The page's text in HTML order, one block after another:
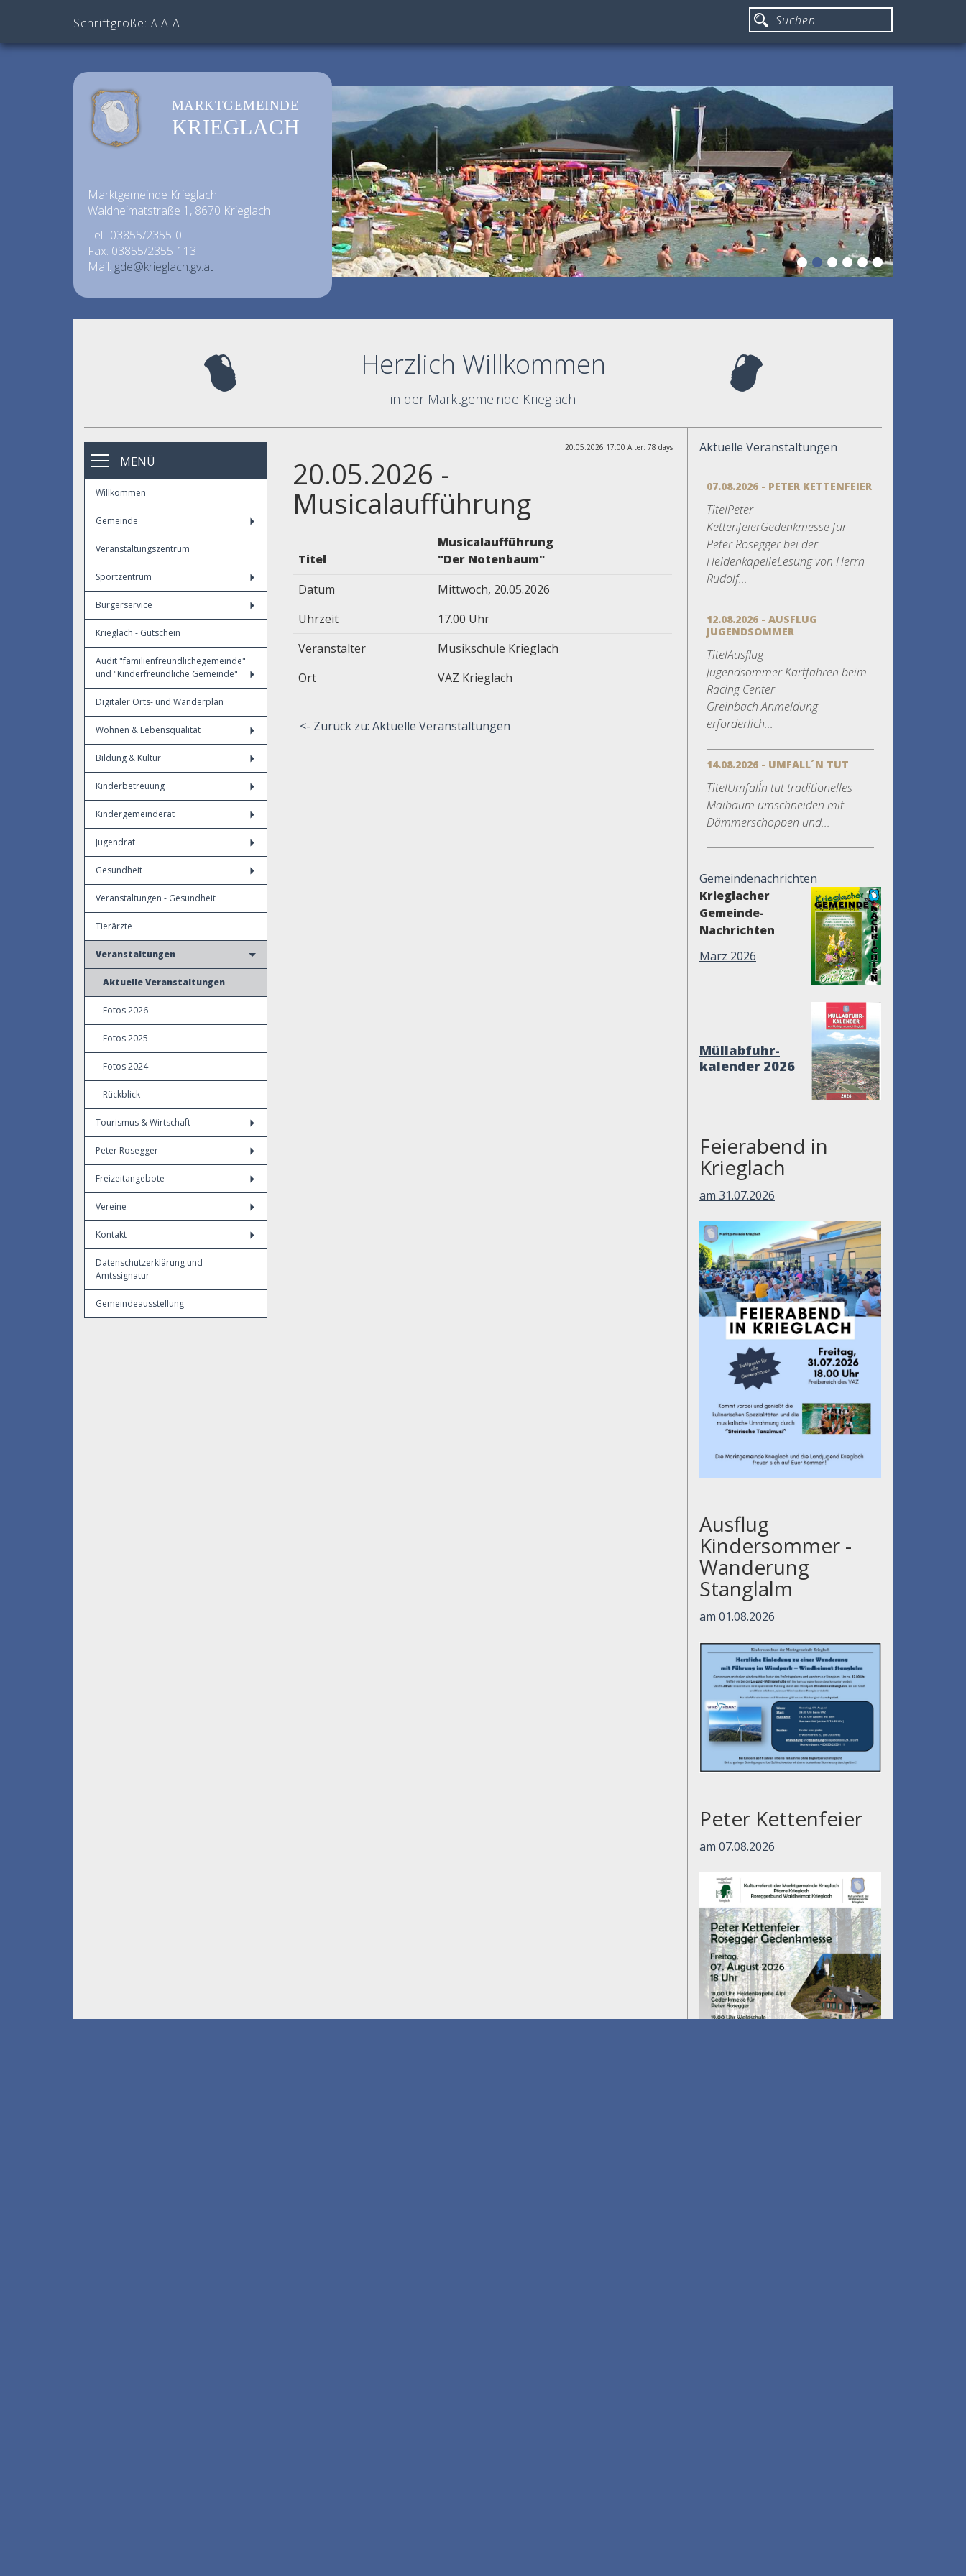
Schriftgröße: A A A
MARKTGEMEINDE
KRIEGLACH
Marktgemeinde Krieglach
Waldheimatstraße 1, 8670 Krieglach
Tel.: 03855/2355-0
Fax: 03855/2355-113
Mail: gde@krieglach.gv.at
Herzlich Willkommen
in der Marktgemeinde Krieglach
MENÜ
Willkommen
Gemeinde
Veranstaltungszentrum
Sportzentrum
Bürgerservice
Krieglach - Gutschein
Audit "familienfreundlichegemeinde"
und "Kinderfreundliche Gemeinde"
Digitaler Orts- und Wanderplan
Wohnen & Lebensqualität
Bildung & Kultur
Kinderbetreuung
Kindergemeinderat
Jugendrat
Gesundheit
Veranstaltungen - Gesundheit
Tierärzte
Veranstaltungen
Aktuelle Veranstaltungen
Fotos 2026
Fotos 2025
Fotos 2024
Rückblick
Tourismus & Wirtschaft
Peter Rosegger
Freizeitangebote
Vereine
Kontakt
Datenschutzerklärung und
Amtssignatur
Gemeindeausstellung
20.05.2026 17:00 Alter: 78 days
20.05.2026 -
Musicalaufführung
Titel
Musicalaufführung
"Der Notenbaum"
Datum
Mittwoch, 20.05.2026
Uhrzeit
17.00 Uhr
Veranstalter
Musikschule Krieglach
Ort
VAZ Krieglach
<- Zurück zu: Aktuelle Veranstaltungen
Aktuelle Veranstaltungen
07.08.2026 - PETER KETTENFEIER
TitelPeter
KettenfeierGedenkmesse für
Peter Rosegger bei der
HeldenkapelleLesung von Herrn
Rudolf...
12.08.2026 - AUSFLUG
JUGENDSOMMER
TitelAusflug
Jugendsommer Kartfahren beim
Racing Center
Greinbach Anmeldung
erforderlich...
14.08.2026 - UMFALL´N TUT
TitelUmfall´n tut traditionelles
Maibaum umschneiden mit
Dämmerschoppen und...
Gemeindenachrichten
Krieglacher
Gemeinde-
Nachrichten
März 2026
Müllabfuhr-
kalender 2026
Feierabend in
Krieglach
am 31.07.2026
Ausflug
Kindersommer -
Wanderung
Stanglalm
am 01.08.2026
Peter Kettenfeier
am 07.08.2026